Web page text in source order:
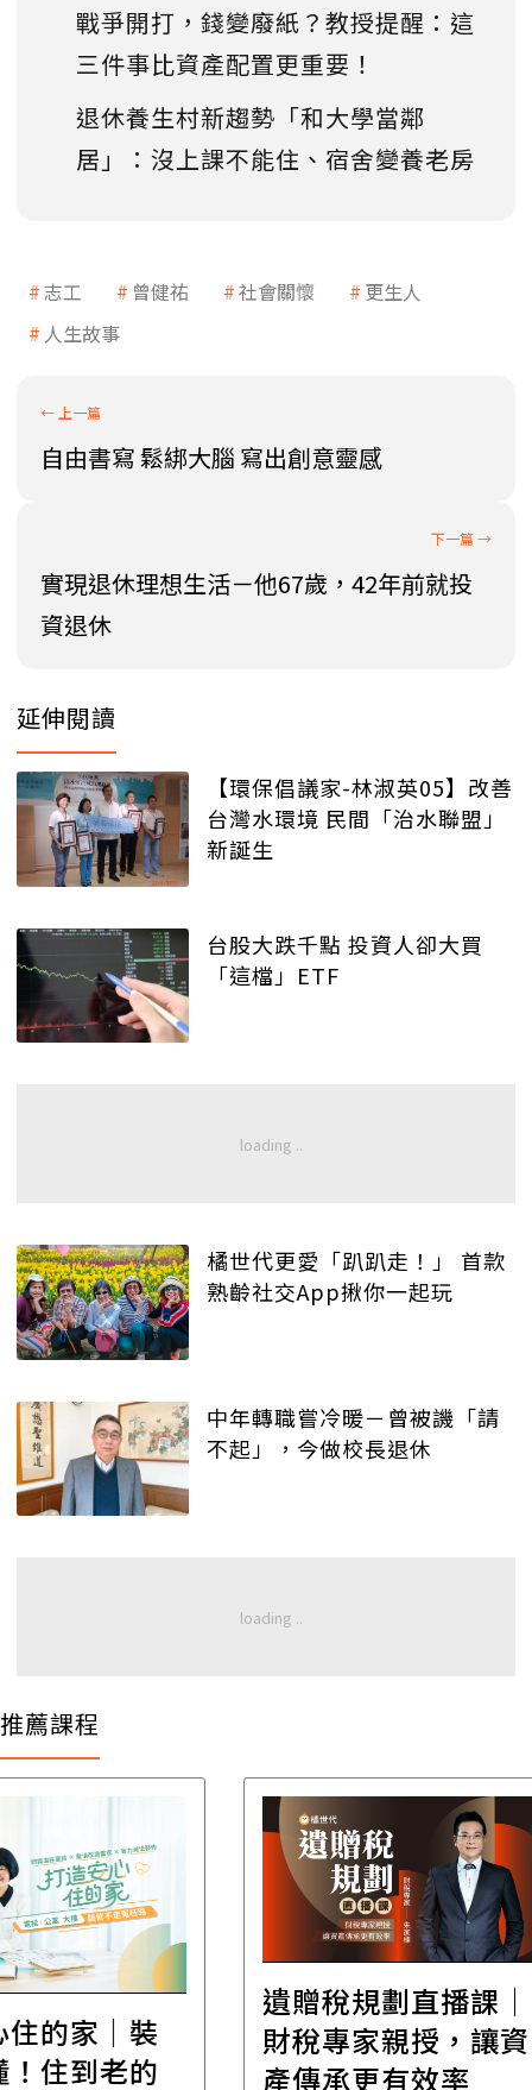
戰爭開打，錢變廢紙？教授提醒：這
三件事比資產配置更重要！
退休養生村新趨勢「和大學當鄰
居」：沒上課不能住、宿舍變養老房
志工 曾健祐 社會關懷
更生人
人生故事
自由書寫 鬆綁大腦 寫出創意靈感
實現退休理想生活－他67歲，42年前就投
資退休
延伸閱讀
【環保倡議家-林淑英05】改善
台灣水環境 民間「治水聯盟」
新誕生
台股大跌千點 投資人卻大買
「這檔」ETF
橘世代更愛「趴趴走！」 首款
熟齡社交App揪你一起玩
中年轉職嘗冷暖－曾被譏「請
不起」，今做校長退休
推薦課程
遺贈稅規劃直播課│
財稅專家親授，讓資
產傳承更有效率
百